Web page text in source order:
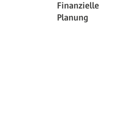
Finanzielle
Planung